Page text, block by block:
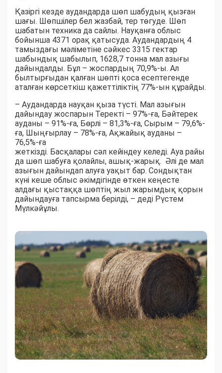
Қазіргі кезде аудандарда шөп шабудың қызған
шағы. Шөпшілер бел жазбай, тер төгуде. Шөп
шабатын техника да сайлы. Науқанға облыс
бойынша 4371 орақ қатысуда. Аудандардың 4
тамыздағы мәліметіне сәйкес 3315 гектар
шабындық шабылып, 1628,7 тонна мал азығы
дайындалды. Бұл – жоспардың 70,9%-ы. Ал
былтырғыдан қалған шөпті қоса есептегенде
аталған көрсеткіш қажеттіліктің 77%-ын құрайды.
– Аудандарда науқан қыза түсті. Мал азығын
дайындау жоспарын Теректі – 97%-ға, Бәйтерек
ауданы – 91%-ға, Бөрлі – 81,3%-ға, Сырым – 79,6%-
ға, Шыңғырлау – 78%-ға, Ақжайық ауданы –
76,5%-ға
жеткізді. Басқалары сәл кейіндеу келеді. Ауа райы
да шөп шабуға қолайлы, ашық-жарық. Әлі де мал
азығын дайындап алуға уақыт бар. Сондықтан
күні кеше облыс әкімдігінде өткен кеңесте
алдағы қыстаққа шөптің жыл жарымдық қорын
дайындауға тапсырма берілді, – деді Рүстем
Мүлкәйұлы.